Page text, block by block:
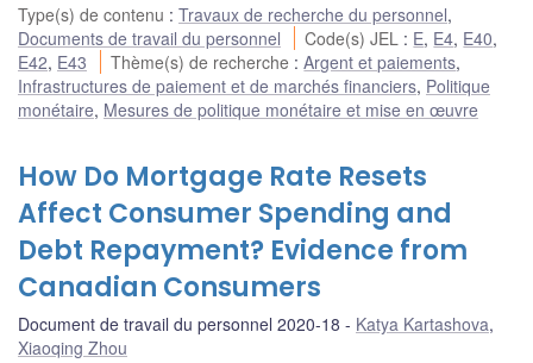
Type(s) de contenu : Travaux de recherche du personnel,
Documents de travail du personnel
Code(s) JEL : E, E4, E40,
E42, E43 Thème(s) de recherche :Argent et paiements,
Infrastructures de paiement et de marchés financiers, Politique
monétaire, Mesures de politique monétaire et mise en œuvre
How Do Mortgage Rate Resets
Affect Consumer Spending and
Debt Repayment? Evidence from
Canadian Consumers
Document de travail du personnel 2020-18 Katya Kartashova,
Xiaoqing Zhou